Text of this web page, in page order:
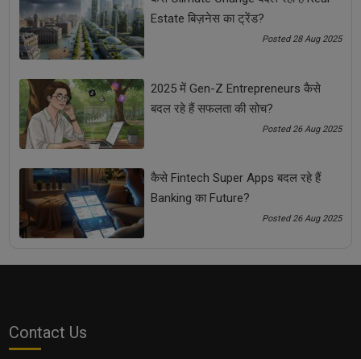
कैसे Networking Skills हर Entrepreneur के लिए गेम-चेंजर बन
सकती हैं?
Estate बिज़नेस का ट्रेंड?
Posted 28 Aug 2025
2025 में Gen-Z Entrepreneurs कैसे
बदल रहे हैं सफलता की सोच?
Posted 26 Aug 2025
कैसे Fintech Super Apps बदल रहे हैं
Banking का Future?
Posted 26 Aug 2025
Contact Us